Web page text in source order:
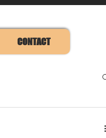
CONTACT